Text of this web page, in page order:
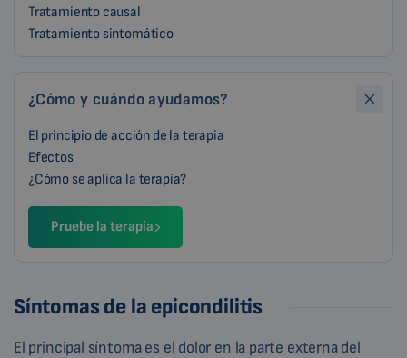
Tratamiento causal
Tratamiento sintomático
¿Cómo y cuándo ayudamos?
El principio de acción de la terapia
Efectos
¿Cómo se aplica la terapia?
Pruebe la terapia
Síntomas de la epicondilitis
El principal síntoma es el dolor en la parte externa del